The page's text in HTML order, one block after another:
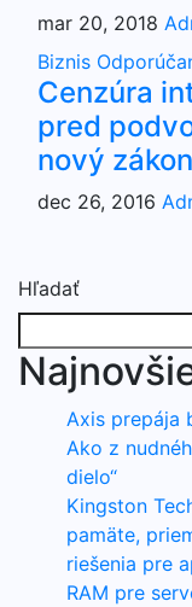
mar 20, 2018
Biznis
Cenzúra
pred
nový
dec 26, 2016
Hľadať
Axis prepája
Ako z
dielo“
Kingston
pamäte,
riešenia pre
RAM pre